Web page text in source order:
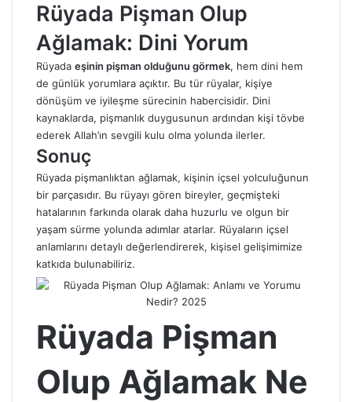
Rüyada Pişman Olup
Ağlamak: Dini Yorum
Rüyada eşinin pişman olduğunu görmek, hem dini hem
de günlük yorumlara açıktır. Bu tür rüyalar, kişiye
dönüşüm ve iyileşme sürecinin habercisidir. Dini
kaynaklarda, pişmanlık duygusunun ardından kişi tövbe
ederek Allah’ın sevgili kulu olma yolunda ilerler.
Sonuç
Rüyada pişmanlıktan ağlamak, kişinin içsel yolculuğunun
bir parçasıdır. Bu rüyayı gören bireyler, geçmişteki
hatalarının farkında olarak daha huzurlu ve olgun bir
yaşam sürme yolunda adımlar atarlar. Rüyaların içsel
anlamlarını detaylı değerlendirerek, kişisel gelişimimize
katkıda bulunabiliriz.
Rüyada Pişman
Olup Ağlamak Ne